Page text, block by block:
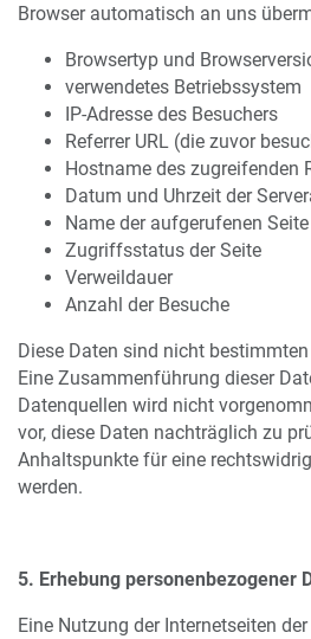
Browser automatisch an uns
Browsertyp und
verwendetes Betriebssystem
IP-Adresse des Besuchers
Referrer URL (die zuvor
Hostname des zugreifenden
Datum und Uhrzeit der
Name der aufgerufenen Seite
Zugriffsstatus der Seite
Verweildauer
Anzahl der Besuche
Diese Daten sind nicht
Eine Zusammenführung dieser
Datenquellen wird nicht
vor, diese Daten nachträglich zu
Anhaltspunkte für eine
werden.
5. Erhebung personenbezogener
Eine Nutzung der Internetseiten